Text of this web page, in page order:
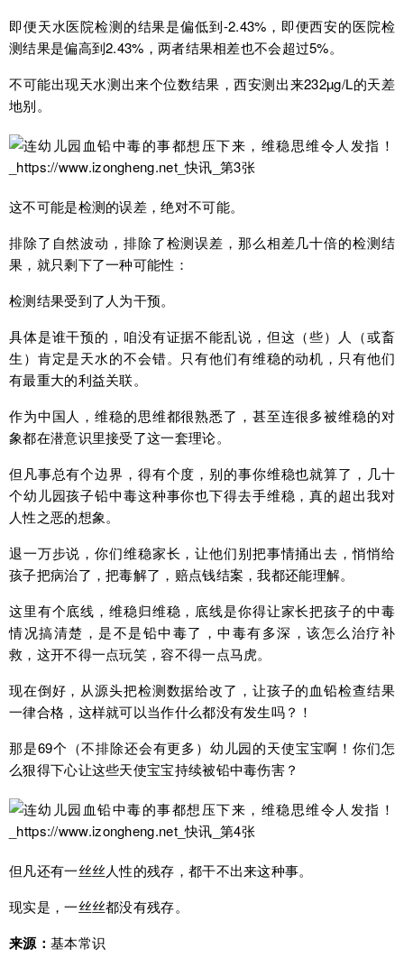
即便天水医院检测的结果是偏低到-2.43%，即便西安的医院检
测结果是偏高到2.43%，两者结果相差也不会超过5%。
不可能出现天水测出来个位数结果，西安测出来232µg/L的天差
地别。
这不可能是检测的误差，绝对不可能。
排除了自然波动，排除了检测误差，那么相差几十倍的检测结
果，就只剩下了一种可能性：
检测结果受到了人为干预。
具体是谁干预的，咱没有证据不能乱说，但这（些）人（或畜
生）肯定是天水的不会错。只有他们有维稳的动机，只有他们
有最重大的利益关联。
作为中国人，维稳的思维都很熟悉了，甚至连很多被维稳的对
象都在潜意识里接受了这一套理论。
但凡事总有个边界，得有个度，别的事你维稳也就算了，几十
个幼儿园孩子铅中毒这种事你也下得去手维稳，真的超出我对
人性之恶的想象。
退一万步说，你们维稳家长，让他们别把事情捅出去，悄悄给
孩子把病治了，把毒解了，赔点钱结案，我都还能理解。
这里有个底线，维稳归维稳，底线是你得让家长把孩子的中毒
情况搞清楚，是不是铅中毒了，中毒有多深，该怎么治疗补
救，这开不得一点玩笑，容不得一点马虎。
现在倒好，从源头把检测数据给改了，让孩子的血铅检查结果
一律合格，这样就可以当作什么都没有发生吗？！
那是69个（不排除还会有更多）幼儿园的天使宝宝啊！你们怎
么狠得下心让这些天使宝宝持续被铅中毒伤害？
但凡还有一丝丝人性的残存，都干不出来这种事。
现实是，一丝丝都没有残存。
来源： 基本常识